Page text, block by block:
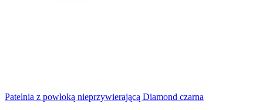
Patelnia z powłoką nieprzywierającą Diamond czarna